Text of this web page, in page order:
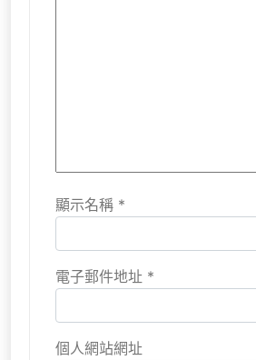
顯示名稱 *
電子郵件地址 *
個人網站網址